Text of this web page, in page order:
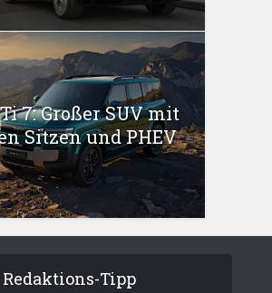
7: Großer SUV mit
Sitzen und PHEV
Redaktions-Tipp